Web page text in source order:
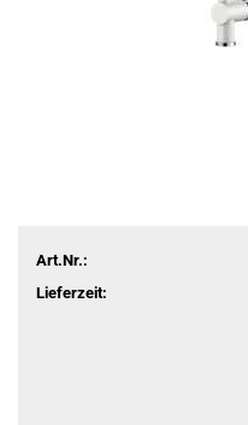
Art.Nr.:
Lieferzeit: